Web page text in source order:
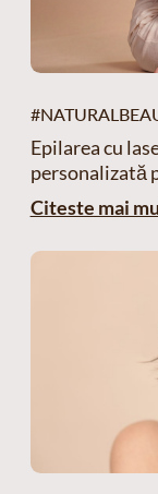
Epilarea cu
personalizată
Citeste mai